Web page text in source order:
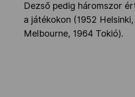
Dezső pedig háromszor
a játékokon (1952
Melbourne, 1964 Tokió).